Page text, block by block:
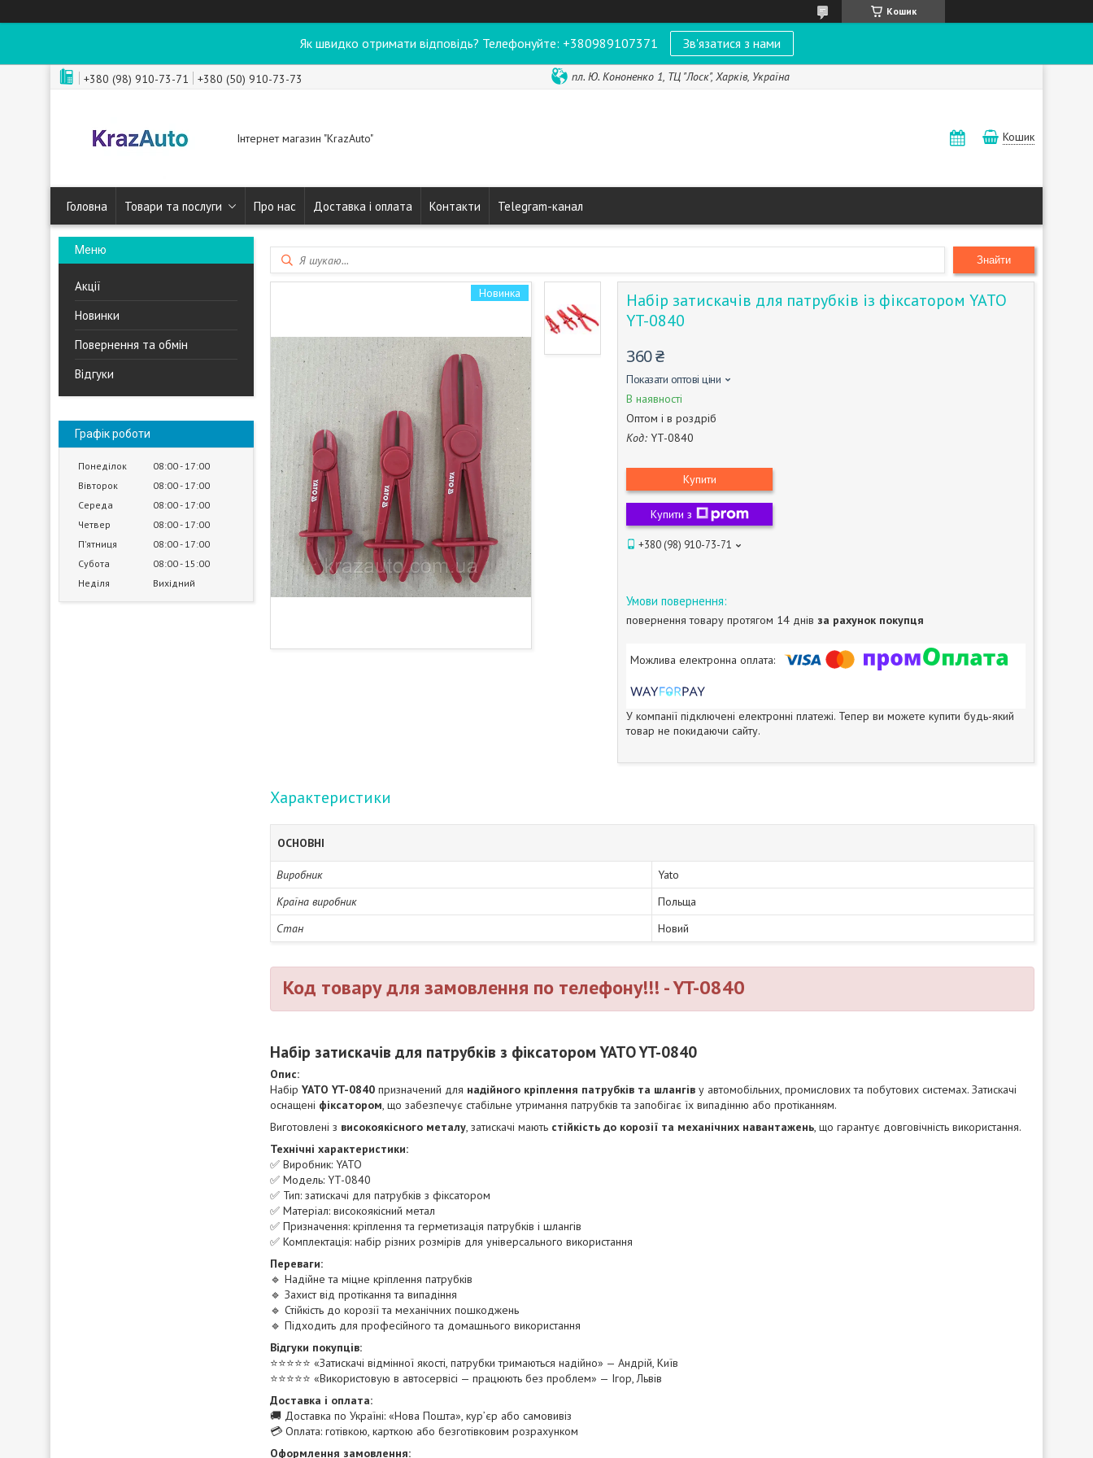
Кошик
Як швидко отримати відповідь? Телефонуйте: +380989107371 Зв'язатися з нами
+380 (98) 910-73-71 +380 (50) 910-73-73 пл. Ю. Кононенко 1, ТЦ "Лоск", Харків, Україна
Інтернет магазин "KrazAuto" Кошик
Головна Товари та послуги Про нас Доставка і оплата Контакти Telegram-канал
Акції
Новинки
Повернення та обмін
Відгуки
Графік роботи
Понеділок 08:00 17:00
Вівторок
08:00 17:00
Середа
08:00 17:00
Четвер
08:00 17:00
Пʼятниця
08:00 17:00
Субота
08:00 15:00
Неділя
Вихідний
Знайти
Новинка
Набір затискачів для патрубків із фіксатором YATO
YT-0840
360 ₴
Показати оптові ціни
В наявності
Оптом і в роздріб
Код: YT-0840
Купити
Купити з
+380 (98) 910-73-71
повернення товару протягом 14 днів за рахунок покупця
У компанії підключені електронні платежі. Тепер ви можете купити будь-який
товар не покидаючи сайту.
Характеристики
ОСНОВНІ
Виробник
Yato
Країна виробник
Польща
Стан
Новий
Код товару для замовлення по телефону!!! - YT-0840
Набір затискачів для патрубків з фіксатором YATO YT-0840
Опис:
Набір YATO YT-0840 призначений для надійного кріплення патрубків та шлангів у автомобільних, промислових та побутових системах. Затискачі
оснащені фіксатором, що забезпечує стабільне утримання патрубків та запобігає їх випадінню або протіканням.
Виготовлені з високоякісного металу, затискачі мають стійкість до корозії та механічних навантажень, що гарантує довговічність використання.
Технічні характеристики:
✅ Виробник: YATO
✅ Модель: YT-0840
✅ Тип: затискачі для патрубків з фіксатором
✅ Матеріал: високоякісний метал
✅ Призначення: кріплення та герметизація патрубків і шлангів
✅ Комплектація: набір різних розмірів для універсального використання
Переваги:
🔹 Надійне та міцне кріплення патрубків
🔹 Захист від протікання та випадіння
🔹 Стійкість до корозії та механічних пошкоджень
🔹 Підходить для професійного та домашнього використання
Відгуки покупців:
⭐️⭐️⭐️⭐️⭐️ «Затискачі відмінної якості, патрубки тримаються надійно» — Андрій, Київ
⭐️⭐️⭐️⭐️⭐️ «Використовую в автосервісі — працюють без проблем» — Ігор, Львів
Доставка і оплата:
🚚 Доставка по Україні: «Нова Пошта», кур’єр або самовивіз
💳 Оплата: готівкою, карткою або безготівковим розрахунком
Оформлення замовлення: